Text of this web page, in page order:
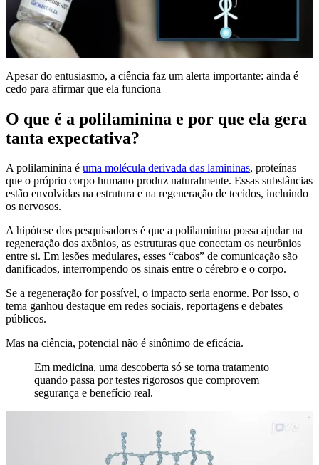
Apesar do entusiasmo, a ciência faz um alerta importante: ainda é
cedo para afirmar que ela funciona
O que é a polilaminina e por que ela gera
tanta expectativa?
A polilaminina é uma molécula derivada das lamininas, proteínas
que o próprio corpo humano produz naturalmente. Essas substâncias
estão envolvidas na estrutura e na regeneração de tecidos, incluindo
os nervosos.
A hipótese dos pesquisadores é que a polilaminina possa ajudar na
regeneração dos axônios, as estruturas que conectam os neurônios
entre si. Em lesões medulares, esses “cabos” de comunicação são
danificados, interrompendo os sinais entre o cérebro e o corpo.
Se a regeneração for possível, o impacto seria enorme. Por isso, o
tema ganhou destaque em redes sociais, reportagens e debates
públicos.
Mas na ciência, potencial não é sinônimo de eficácia.
Em medicina, uma descoberta só se torna tratamento
quando passa por testes rigorosos que comprovem
segurança e benefício real.